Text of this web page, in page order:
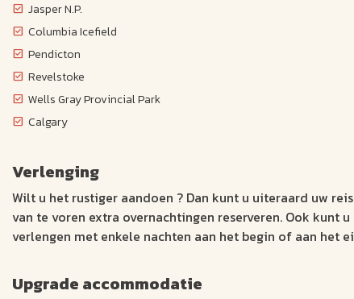
Jasper N.P.
Columbia Icefield
Pendicton
Revelstoke
Wells Gray Provincial Park
Calgary
Verlenging
Wilt u het rustiger aandoen ? Dan kunt u uiteraard uw
van te voren extra overnachtingen reserveren. Ook kunt
verlengen met enkele nachten aan het begin of aan het
Upgrade accommodatie